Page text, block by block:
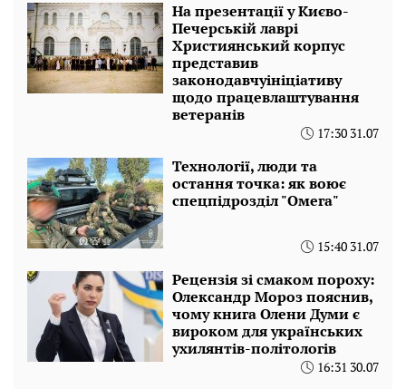
На презентації у Києво-
Печерській лаврі
Християнський корпус
представив
законодавчуініціативу
щодо працевлаштування
ветеранів
17:30 31.07
Технології, люди та
остання точка: як воює
спецпідрозділ "Омега"
15:40 31.07
Рецензія зі смаком пороху:
Олександр Мороз пояснив,
чому книга Олени Думи є
вироком для українських
ухилянтів-політологів
16:31 30.07